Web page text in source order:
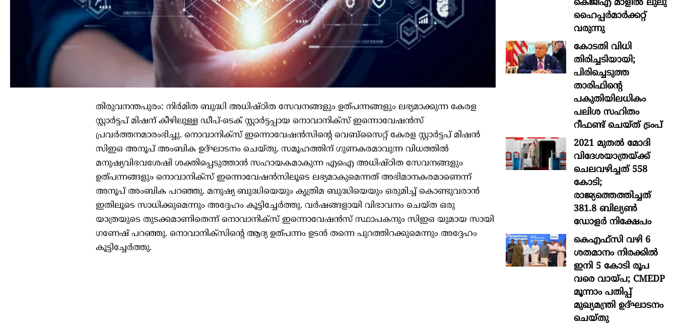
തിരുവനന്തപുരം: നിര്‍മിത ബുദ്ധി അധിഷ്ഠിത സേവനങ്ങളും ഉത്പന്നങ്ങളും ലഭ്യമാക്കുന്ന കേരള
സ്റ്റാര്‍ട്ടപ് മിഷന് കീഴിലുള്ള ഡീപ്-ടെക് സ്റ്റാര്‍ട്ടപ്പായ നൊവാനിക്സ് ഇന്നൊവേഷന്‍സ്
പ്രവര്‍ത്തനമാരംഭിച്ചു. നൊവാനിക്സ് ഇന്നൊവേഷന്‍സിന്‍റെ വെബ്സൈറ്റ് കേരള സ്റ്റാര്‍ട്ടപ് മിഷന്‍
സിഇഒ അനൂപ് അംബിക ഉദ്ഘാടനം ചെയ്തു. സമൂഹത്തിന് ഗുണകരമാവുന്ന വിധത്തില്‍
മനുഷ്യവിഭവശേഷി ശക്തിപ്പെടുത്താന്‍ സഹായകമാകുന്ന എഐ അധിഷ്ഠിത സേവനങ്ങളും
ഉത്പന്നങ്ങളും നൊവാനിക്സ് ഇന്നൊവേഷന്‍സിലൂടെ ലഭ്യമാകുമെന്നത് അഭിമാനകരമാണെന്ന്
അനൂപ് അംബിക പറഞ്ഞു. മനുഷ്യ ബുദ്ധിയെയും കൃത്രിമ ബുദ്ധിയെയും ഒരുമിച്ച് കൊണ്ടുവരാന്‍
ഇതിലൂടെ സാധിക്കുമെന്നും അദ്ദേഹം കൂട്ടിച്ചേര്‍ത്തു. വര്‍ഷങ്ങളായി വിഭാവനം ചെയ്ത ഒരു
യാത്രയുടെ തുടക്കമാണിതെന്ന് നൊവാനിക്സ് ഇന്നൊവേഷന്‍സ് സ്ഥാപകനും സിഇഒ യുമായ സായി
ഗണേഷ് പറഞ്ഞു. നൊവാനിക്സിന്‍റെ ആദ്യ ഉത്പന്നം ഉടന്‍ തന്നെ പുറത്തിറക്കുമെന്നും അദ്ദേഹം
കൂട്ടിച്ചേര്‍ത്തു.
കെജിഎ മാളിൽ ലുലു
ഹൈപ്പർമാർക്കറ്റ്
വരുന്നു
കോടതി വിധി
തിരിച്ചടിയായി;
പിരിച്ചെടുത്ത
താരിഫിന്‍റെ
പകുതിയിലധികം
പലിശ സഹിതം
റീഫണ്ട് ചെയ്ത് ട്രംപ്
2021 മുതൽ മോദി
വിദേശയാത്രയ്ക്ക്
ചെലവഴിച്ചത് 558
കോടി;
രാജ്യത്തെത്തിച്ചത്
381.8 ബില്യൺ
ഡോളർ നിക്ഷേപം
കെഎഫ്സി വഴി 6
ശതമാനം നിരക്കിൽ
ഇനി 5 കോടി രൂപ
വരെ വായ്പ; CMEDP
മൂന്നാം പതിപ്പ്
മുഖ്യമന്ത്രി ഉദ്ഘാടനം
ചെയ്തു